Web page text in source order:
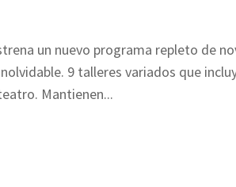
un nuevo programa repleto de
9 talleres variados que
Mantienen...